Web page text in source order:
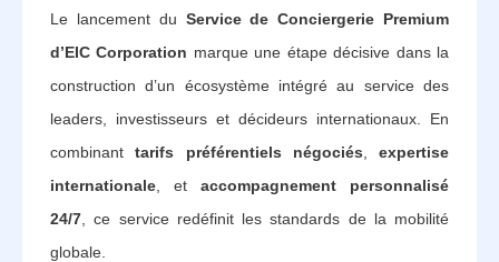
Le lancement du Service de Conciergerie Premium
d’EIC Corporation marque une étape décisive dans la
construction d’un écosystème intégré au service des
leaders, investisseurs et décideurs internationaux. En
combinanttarifs préférentiels négociés
expertise
internationale , et accompagnement personnalisé
24/7 , ce service redéfinit les standards de la mobilité
globale.